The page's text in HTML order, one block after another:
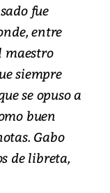
fue
entre
maestro
siempre
se opuso a
buen
Gabo
de libreta,